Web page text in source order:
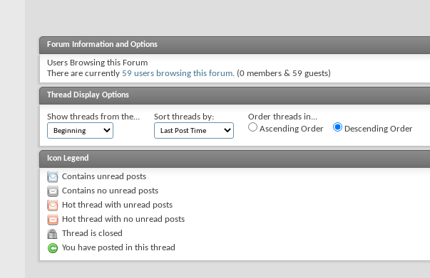
Forum Information and Options
Users Browsing this Forum
There are currently 59 users browsing this forum. (0 members & 59 guests)
Thread Display Options
Show threads from the... Sort threads by:
Order threads in...
Ascending Order
Descending Order
Icon Legend
Contains unread posts
Contains no unread posts
Hot thread with unread posts
Hot thread with no unread posts
Thread is closed
You have posted in this thread